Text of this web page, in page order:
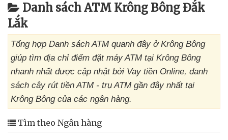
Danh sách ATM Krông Bông Đắk
Lắk
Tổng hợp Danh sách ATM quanh đây ở Krông Bông
giúp tìm địa chỉ điểm đặt máy ATM tại Krông Bông
nhanh nhất được cập nhật bởi Vay tiền Online, danh
sách cây rút tiền ATM - trụ ATM gần đây nhất tại
Krông Bông của các ngân hàng.
Tìm theo Ngân hàng